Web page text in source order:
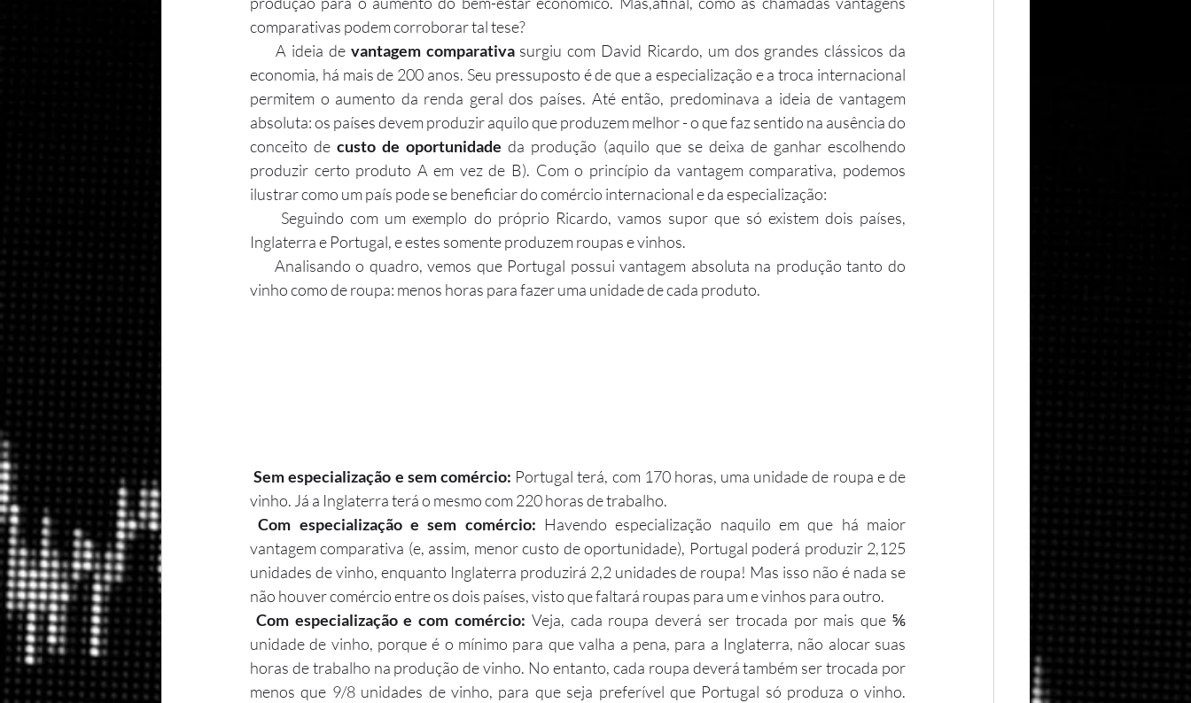
comparativas podem corroborar tal tese?
     A ideia de
vantagem comparativa surgiu com David Ricardo, um dos grandes clássicos da
economia, há mais de 200 anos. Seu pressuposto é de que a especialização e a troca internacional
permitem o aumento da renda geral dos países. Até então, predominava a ideia de vantagem
absoluta: os países devem produzir aquilo que produzem melhor - o que faz sentido na ausência do
conceito de custo de oportunidade da produção (aquilo que se deixa de ganhar escolhendo
produzir certo produto A em vez de B). Com o princípio da vantagem comparativa, podemos
ilustrar como um país pode se beneficiar do comércio internacional e da especialização:
Inglaterra e Portugal, e estes somente produzem roupas e vinhos.
vinho como de roupa: menos horas para fazer uma unidade de cada produto.
Sem especialização e sem comércio: Portugal terá, com 170 horas, uma unidade de roupa e de
vinho. Já a Inglaterra terá o mesmo com 220 horas de trabalho.
Com especialização e sem comércio: Havendo especialização naquilo em que há maior
vantagem comparativa (e, assim, menor custo de oportunidade), Portugal poderá produzir 2,125
unidades de vinho, enquanto Inglaterra produzirá 2,2 unidades de roupa! Mas isso não é nada se
não houver comércio entre os dois países, visto que faltará roupas para um e vinhos para outro.
Com especialização e com comércio: Veja, cada roupa deverá ser trocada por mais que ⅚
unidade de vinho, porque é o mínimo para que valha a pena, para a Inglaterra, não alocar suas
horas de trabalho na produção de vinho. No entanto, cada roupa deverá também ser trocada por
menos que 9/8 unidades de vinho, para que seja preferível que Portugal só produza o vinho.